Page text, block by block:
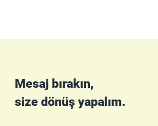
Mesaj bırakın,
size dönüş yapalım.